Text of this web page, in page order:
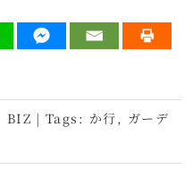
BIZ | Tags: か行 , ガーデ